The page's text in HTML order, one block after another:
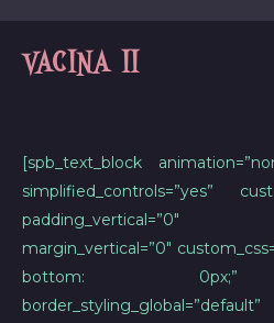
VACINA II
[spb_text_block
simplified_controls=”yes”
padding_vertical=”0″
margin_vertical=”0″
bottom: 0px;”